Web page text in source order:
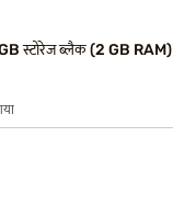
स्टोरेज ब्लैक (2 GB RAM)